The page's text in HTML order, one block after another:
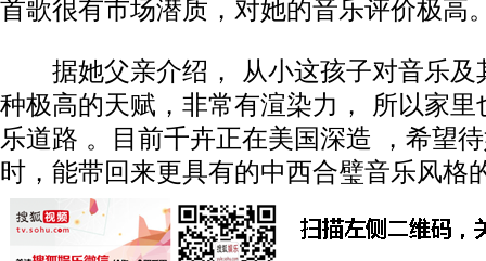
首歌很有市场潜质，对她的音乐评价极高
据她父亲介绍， 从小这孩子对音乐及
种极高的天赋，非常有渲染力， 所以家里
乐道路 。目前千卉正在美国深造 ，希望
时，能带回来更具有的中西合璧音乐风格